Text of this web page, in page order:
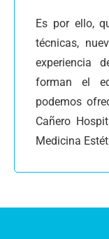
Es por ello,
técnicas,
experiencia
forman el
podemos
Cañero
Medicina